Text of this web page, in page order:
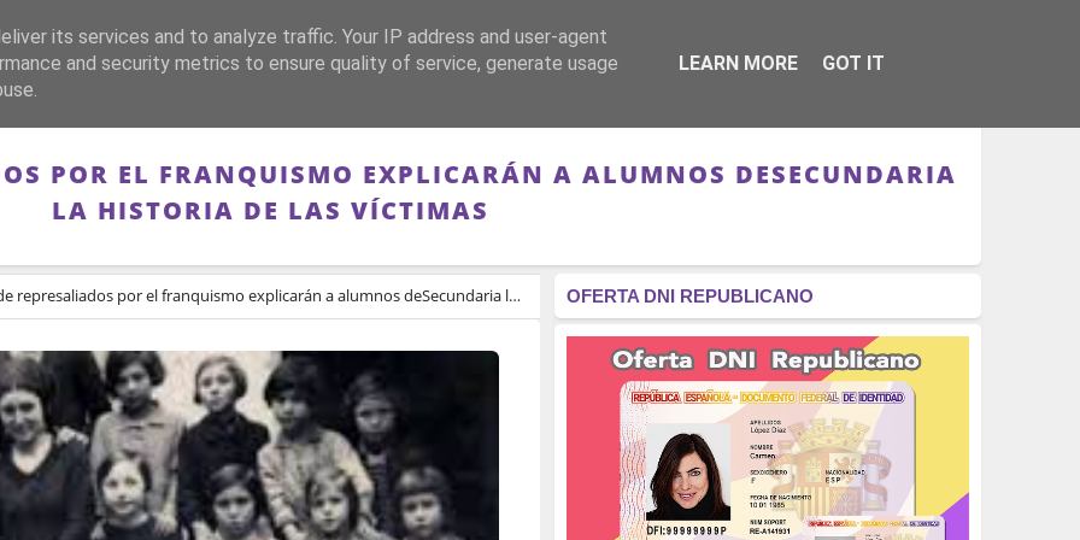
FRANQUISMO GUERRA DE ESPAÑA MEMORIA RÉGIMEN - MONARQUÍA
POR EL FRANQUISMO EXPLICARÁN A ALUMNOS DESECUNDARIA
LA HISTORIA DE LAS VÍCTIMAS
por el franquismo explicarán a alumnos deSecundaria la historia de las víctimas OFERTA DNI REPUBLICANO
its services and to analyze traffic. Your IP address and user-agent
and security metrics to ensure quality of service, generate usage
LEARN MORE GOT IT